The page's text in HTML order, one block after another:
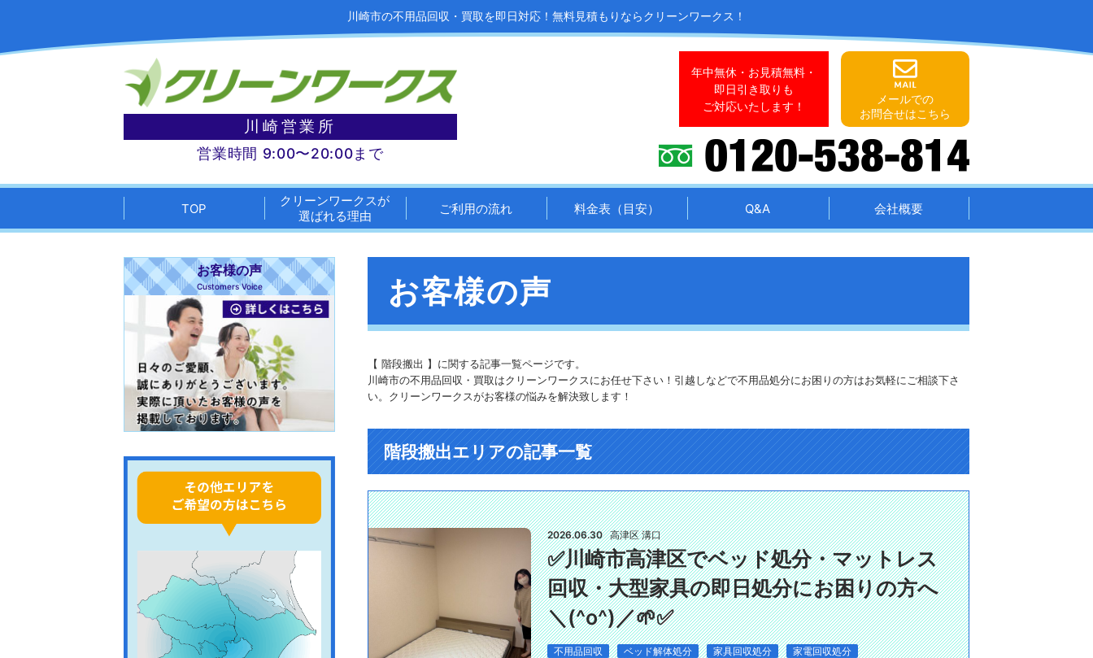
川崎市の不用品回収・買取を即日対応！ 無料見積もりならクリーンワークス！
川崎営業所
営業時間 9:00〜20:00まで
年中無休・お見積無料・
即日引き取りも
ご対応いたします！
メールでの
お問合せはこちら
TOP
クリーンワークスが
選ばれる理由
ご利用の流れ 料金表（目安） Q&A 会社概要
お客様の声
【 階段搬出 】に関する記事一覧ページです。
川崎市の不用品回収・買取はクリーンワークスにお任せ下さい！引越しなどで不用品処分にお困りの方はお気軽にご相談下さ
い。クリーンワークスがお客様の悩みを解決致します！
階段搬出エリアの記事一覧
2026.06.30 高津区 溝口
✅️川崎市高津区でベッド処分・マットレス
回収・大型家具の即日処分にお困りの方へ
＼(^o^)／🌱✅️
不用品回収 ベッド解体処分 家具回収処分 家電回収処分
お客様の声
Customers Voice